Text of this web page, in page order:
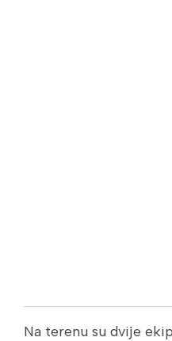
Na terenu su dvije